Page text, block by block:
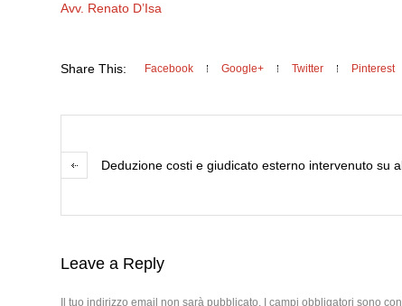
Avv. Renato D’Isa
Share This: Facebook Google+ Twitter Pinterest
Deduzione costi e giudicato esterno intervenuto su
Leave a Reply
Il tuo indirizzo email non sarà pubblicato. I campi obbligatori sono